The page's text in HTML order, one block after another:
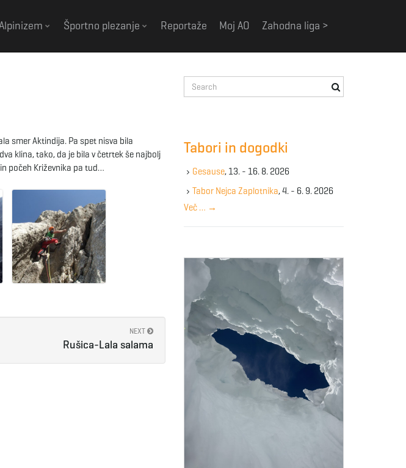
Športno plezanje Reportaže Moj AO Zahodna liga >
smer Aktindija. Pa spet nisva bila
klina, tako, da je bila v četrtek še najbolj
počeh Križevnika pa tud…
NEXT
Rušica-Lala salama
e
e
y
w
r
Tabori in dogodki
Gesause, 13. - 16. 8. 2026
Tabor Nejca Zaplotnika, 4. - 6. 9. 2026
Več … →